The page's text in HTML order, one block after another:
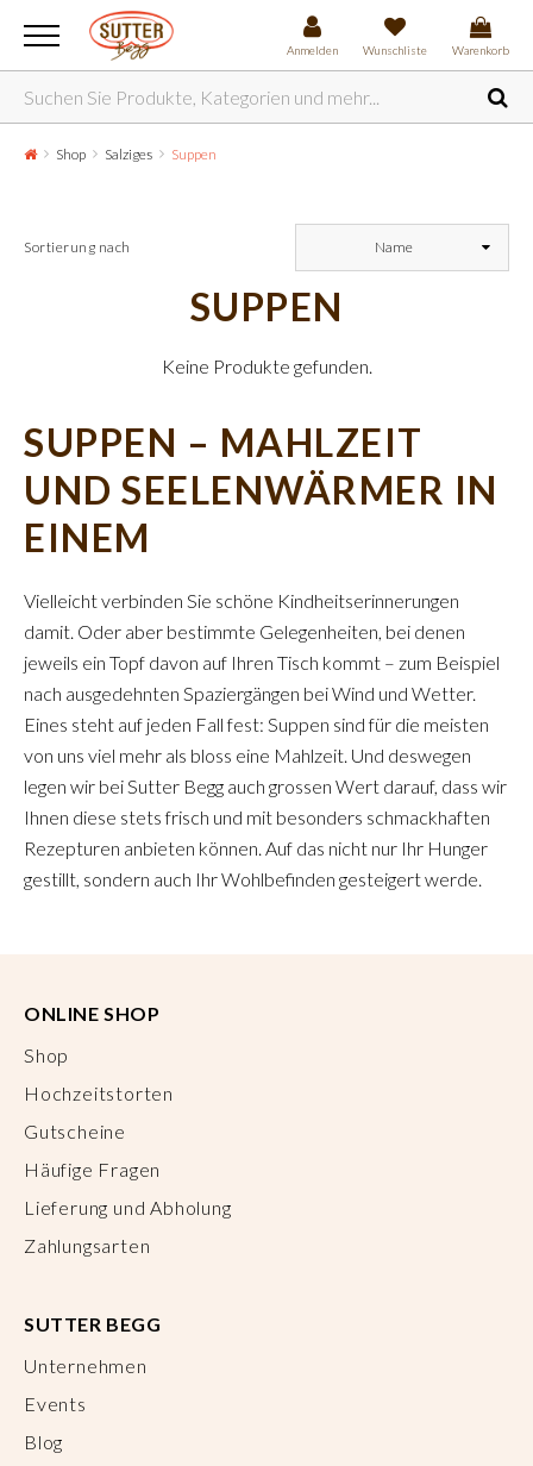
Anmelden Wunschliste Warenkorb
Shop Salziges Suppen
Sortierung nach Name
SUPPEN
Keine Produkte gefunden.
SUPPEN – MAHLZEIT
UND SEELENWÄRMER IN
EINEM
Vielleicht verbinden Sie schöne Kindheitserinnerungen
damit. Oder aber bestimmte Gelegenheiten, bei denen
jeweils ein Topf davon auf Ihren Tisch kommt – zum Beispiel
nach ausgedehnten Spaziergängen bei Wind und Wetter.
Eines steht auf jeden Fall fest: Suppen sind für die meisten
von uns viel mehr als bloss eine Mahlzeit. Und deswegen
legen wir bei Sutter Begg auch grossen Wert darauf, dass wir
Ihnen diese stets frisch und mit besonders schmackhaften
Rezepturen anbieten können. Auf das nicht nur Ihr Hunger
gestillt, sondern auch Ihr Wohlbefinden gesteigert werde.
ONLINE SHOP
Shop
Hochzeitstorten
Gutscheine
Häufige Fragen
Lieferung und Abholung
Zahlungsarten
SUTTER BEGG
Unternehmen
Events
Blog